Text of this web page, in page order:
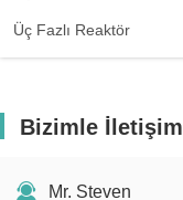
Üç Fazlı Reaktör
Bizimle İletişim
Mr. Steven